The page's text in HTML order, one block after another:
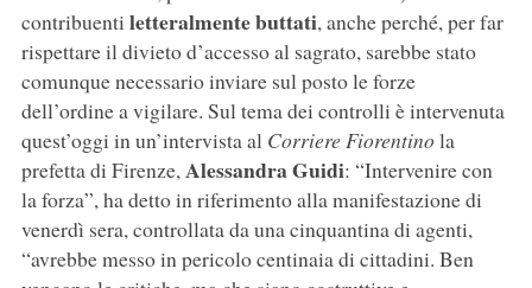
contribuenti letteralmente buttati, anche perché, per far
rispettare il divieto d’accesso al sagrato, sarebbe stato
comunque necessario inviare sul posto le forze
dell’ordine a vigilare. Sul tema dei controlli è intervenuta
quest’oggi in un’intervista al Corriere Fiorentinola
prefetta di Firenze,Alessandra Guidi: “Intervenire con
la forza”, ha detto in riferimento alla manifestazione di
venerdì sera, controllata da una cinquantina di agenti,
“avrebbe messo in pericolo centinaia di cittadini. Ben